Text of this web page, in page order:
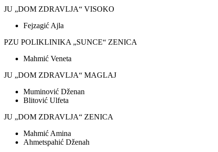
JU „DOM ZDRAVLJA“ VISOKO
Fejzagić Ajla
PZU POLIKLINIKA „SUNCE“ ZENICA
Mahmić Veneta
JU „DOM ZDRAVLJA“ MAGLAJ
Muminović Dženan
Blitović Ulfeta
JU „DOM ZDRAVLJA“ ZENICA
Mahmić Amina
Ahmetspahić Dženah